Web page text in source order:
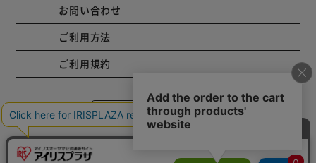
お問い合わせ
ご利用方法
ご利用規約
コーポレートサイト